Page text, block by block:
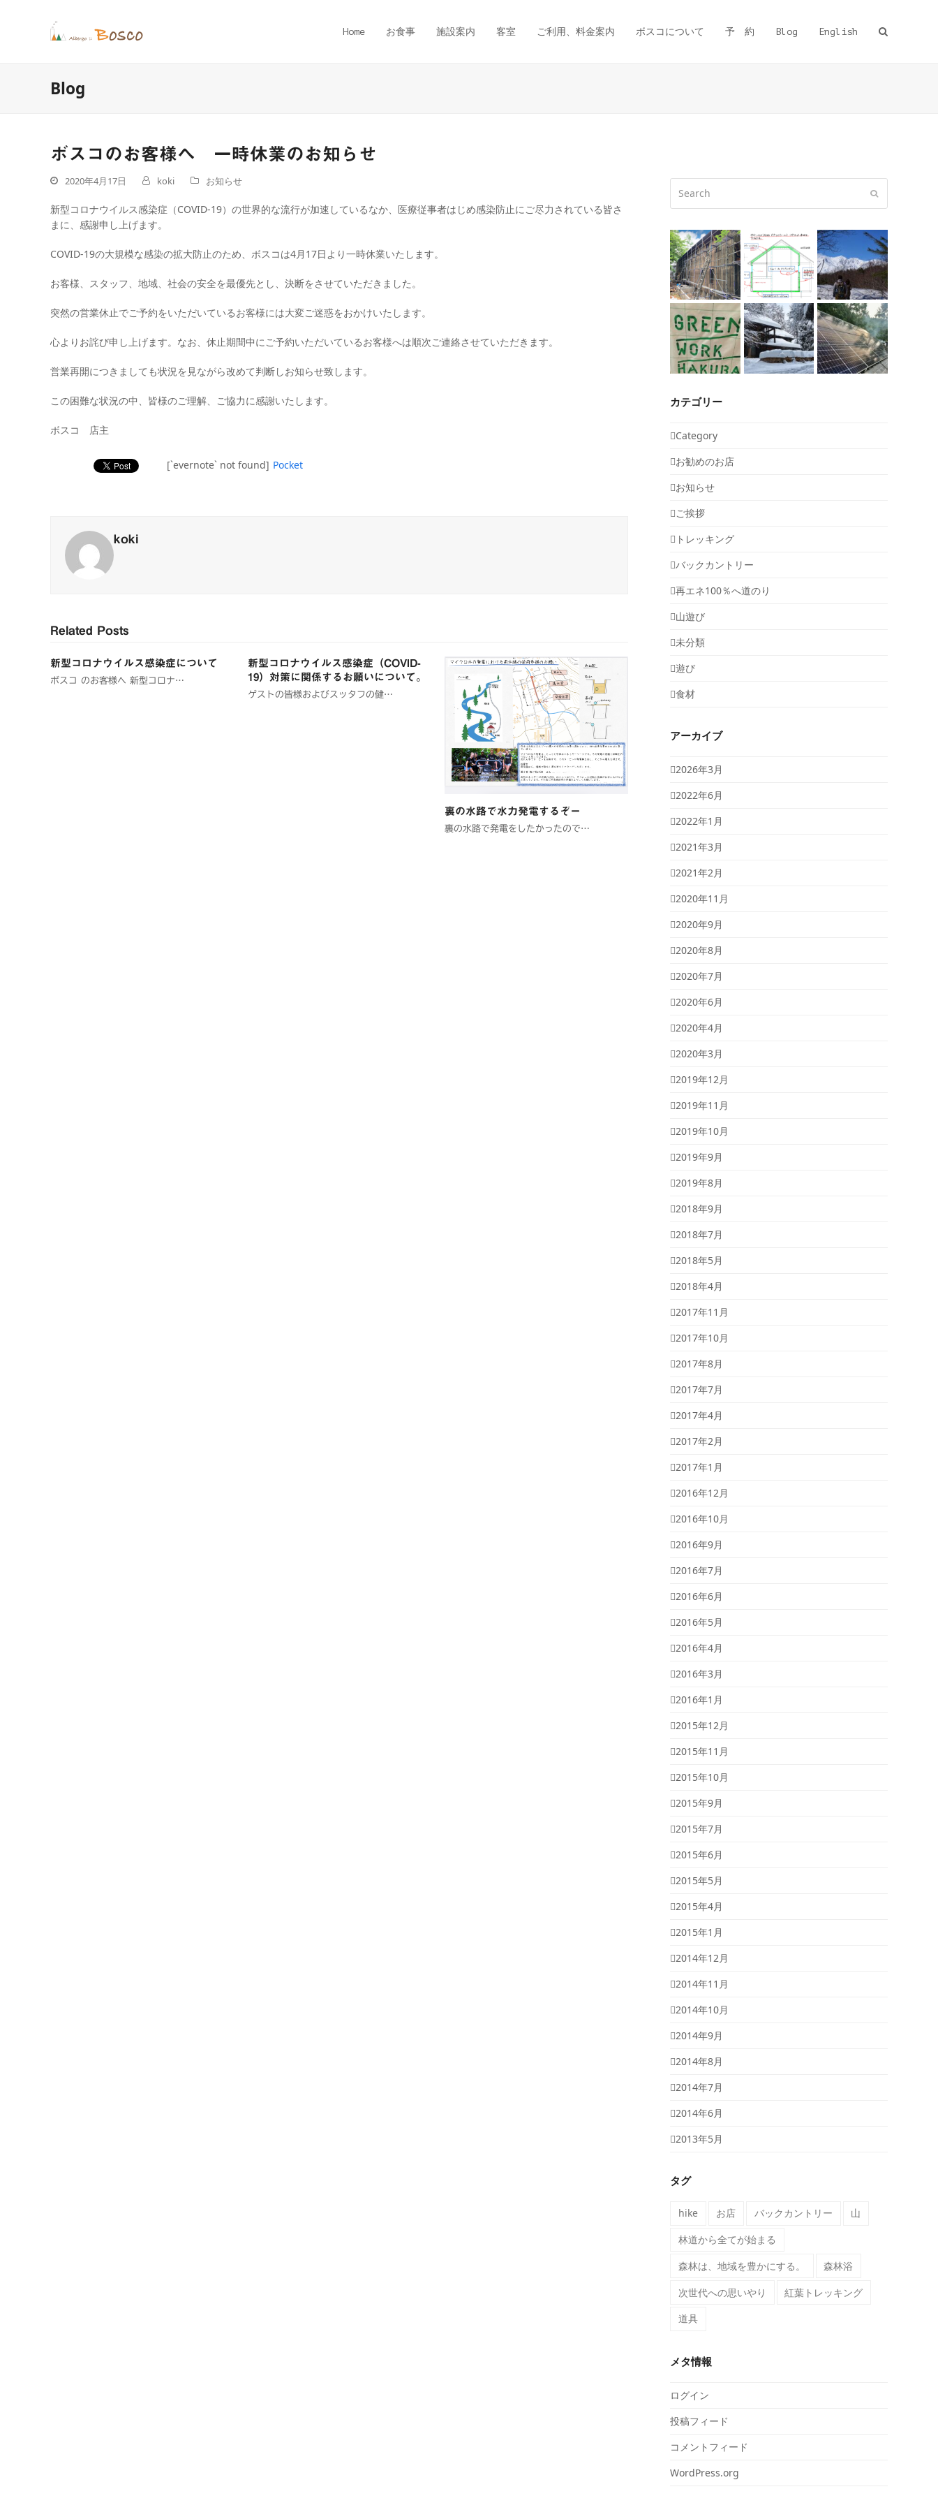
Home お食事 施設案内 客室 ご利用、料金案内 ボスコについて 予 約 Blog English
Blog
ボスコのお客様へ 一時休業のお知らせ
2020年4月17日 koki お知らせ
新型コロナウイルス感染症（COVID-19）の世界的な流行が加速しているなか、医療従事者はじめ感染防止にご尽力されている皆さ
まに、感謝申し上げます。
COVID-19の大規模な感染の拡大防止のため、ボスコは4月17日より一時休業いたします。
お客様、スタッフ、地域、社会の安全を最優先とし、決断をさせていただきました。
突然の営業休止でご予約をいただいているお客様には大変ご迷惑をおかけいたします。
心よりお詫び申し上げます。なお、休止期間中にご予約いただいているお客様へは順次ご連絡させていただきます。
営業再開につきましても状況を見ながら改めて判断しお知らせ致します。
この困難な状況の中、皆様のご理解、ご協力に感謝いたします。
ボスコ 店主
[`evernote` not found] Pocket
koki
Related Posts
新型コロナウイルス感染症について
ボスコ のお客様へ 新型コロナ…
新型コロナウイルス感染症（COVID-
19）対策に関係するお願いについて。
ゲストの皆様およびスッタフの健…
裏の水路で水力発電するぞー
裏の水路で発電をしたかったので…
カテゴリー
Category
お勧めのお店
お知らせ
ご挨拶
トレッキング
バックカントリー
再エネ100％へ道のり
山遊び
未分類
遊び
食材
アーカイブ
2026年3月
2022年6月
2022年1月
2021年3月
2021年2月
2020年11月
2020年9月
2020年8月
2020年7月
2020年6月
2020年4月
2020年3月
2019年12月
2019年11月
2019年10月
2019年9月
2019年8月
2018年9月
2018年7月
2018年5月
2018年4月
2017年11月
2017年10月
2017年8月
2017年7月
2017年4月
2017年2月
2017年1月
2016年12月
2016年10月
2016年9月
2016年7月
2016年6月
2016年5月
2016年4月
2016年3月
2016年1月
2015年12月
2015年11月
2015年10月
2015年9月
2015年7月
2015年6月
2015年5月
2015年4月
2015年1月
2014年12月
2014年11月
2014年10月
2014年9月
2014年8月
2014年7月
2014年6月
2013年5月
タグ
hike お店 バックカントリー
山
林道から全てが始まる
森林は、地域を豊かにする。
森林浴
次世代への思いやり
紅葉トレッキング
道具
メタ情報
ログイン
投稿フィード
コメントフィード
WordPress.org